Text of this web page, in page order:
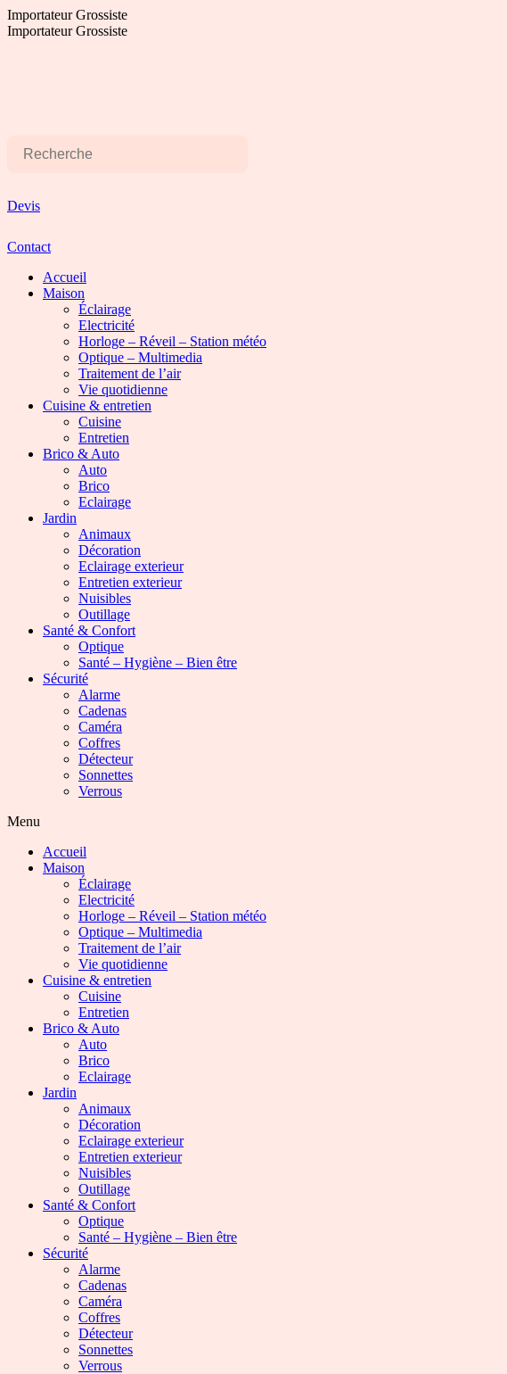
Aller
au
Importateur Grossiste
Importateur Grossiste
Devis
Contact
Accueil
Maison
Éclairage
Electricité
Horloge – Réveil – Station météo
Optique – Multimedia
Traitement de l’air
Vie quotidienne
Cuisine & entretien
Cuisine
Entretien
Brico & Auto
Auto
Brico
Eclairage
Jardin
Animaux
Décoration
Eclairage exterieur
Entretien exterieur
Nuisibles
Outillage
Santé & Confort
Optique
Santé – Hygiène – Bien être
Sécurité
Alarme
Cadenas
Caméra
Coffres
Détecteur
Sonnettes
Verrous
Menu
Accueil
Maison
Éclairage
Electricité
Horloge – Réveil – Station météo
Optique – Multimedia
Traitement de l’air
Vie quotidienne
Cuisine & entretien
Cuisine
Entretien
Brico & Auto
Auto
Brico
Eclairage
Jardin
Animaux
Décoration
Eclairage exterieur
Entretien exterieur
Nuisibles
Outillage
Santé & Confort
Optique
Santé – Hygiène – Bien être
Sécurité
Alarme
Cadenas
Caméra
Coffres
Détecteur
Sonnettes
Verrous